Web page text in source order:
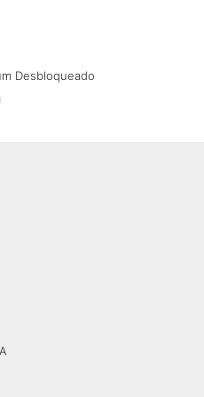
Desbloqueado